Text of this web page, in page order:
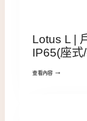
Lotus L |
IP65(座式
查看內容